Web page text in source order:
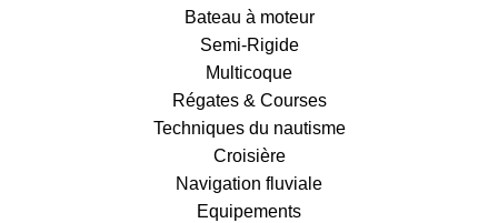
Bateau à moteur
Semi-Rigide
Multicoque
Régates & Courses
Techniques du nautisme
Croisière
Navigation fluviale
Equipements